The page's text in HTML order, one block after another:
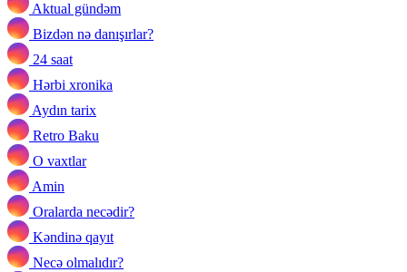
Aktual gündəm
Bizdən nə danışırlar?
24 saat
Hərbi xronika
Aydın tarix
Retro Baku
O vaxtlar
Amin
Oralarda necədir?
Kəndinə qayıt
Necə olmalıdır?